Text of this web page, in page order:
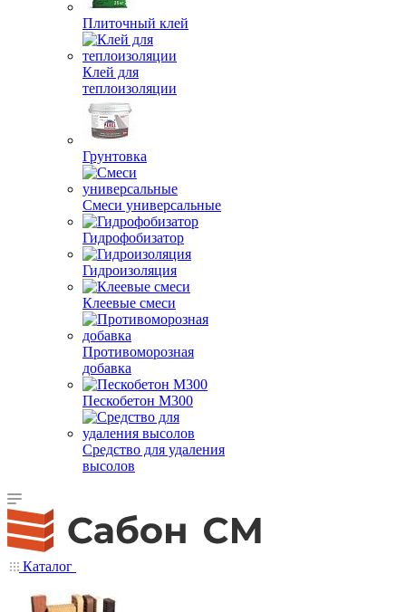
Плиточный клей
Клей для
теплоизоляции
Грунтовка
Смеси универсальные
Гидрофобизатор
Гидроизоляция
Клеевые смеси
Противоморозная
добавка
Пескобетон М300
Средство для удаления
высолов
Каталог